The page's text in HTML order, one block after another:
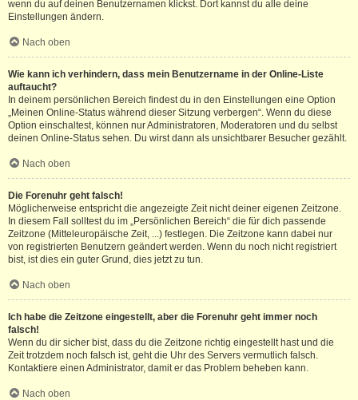
wenn du auf deinen Benutzernamen klickst. Dort kannst du alle deine
Einstellungen ändern.
Nach oben
Wie kann ich verhindern, dass mein Benutzername in der Online-Liste
auftaucht?
In deinem persönlichen Bereich findest du in den Einstellungen eine Option
„Meinen Online-Status während dieser Sitzung verbergen“. Wenn du diese
Option einschaltest, können nur Administratoren, Moderatoren und du selbst
deinen Online-Status sehen. Du wirst dann als unsichtbarer Besucher gezählt.
Nach oben
Die Forenuhr geht falsch!
Möglicherweise entspricht die angezeigte Zeit nicht deiner eigenen Zeitzone.
In diesem Fall solltest du im „Persönlichen Bereich“ die für dich passende
Zeitzone (Mitteleuropäische Zeit, ...) festlegen. Die Zeitzone kann dabei nur
von registrierten Benutzern geändert werden. Wenn du noch nicht registriert
bist, ist dies ein guter Grund, dies jetzt zu tun.
Nach oben
Ich habe die Zeitzone eingestellt, aber die Forenuhr geht immer noch
falsch!
Wenn du dir sicher bist, dass du die Zeitzone richtig eingestellt hast und die
Zeit trotzdem noch falsch ist, geht die Uhr des Servers vermutlich falsch.
Kontaktiere einen Administrator, damit er das Problem beheben kann.
Nach oben